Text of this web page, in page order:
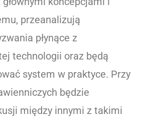
przeanalizują
płynące z
technologii oraz będą
system w praktyce. Przy
będzie
między innymi z takimi